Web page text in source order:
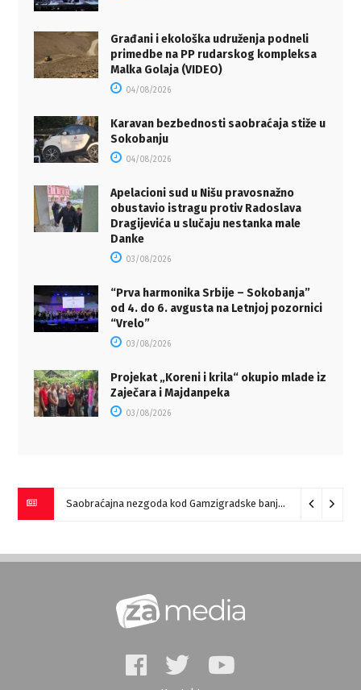
Građani i ekološka udruženja podneli
primedbe na PP rudarskog kompleksa
Malka Golaja (VIDEO)
04/08/2026
Karavan bezbednosti saobraćaja stiže u
Sokobanju
04/08/2026
Apelacioni sud u Nišu pravosnažno
obustavio istragu protiv Radoslava
Dragijevića u slučaju nestanka male
Danke
03/08/2026
“Prva harmonika Srbije – Sokobanja”
od 4. do 6. avgusta na Letnjoj pozornici
“Vrelo”
03/08/2026
Projekat „Koreni i krila“ okupio mlade iz
Zaječara i Majdanpeka
03/08/2026
Saobraćajna nezgoda kod Gamzigradske banje 05/08/2026